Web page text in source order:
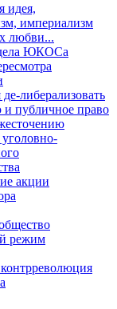
идея,
империализм
любви...
ЮКОСа
либерализовать
публичное право
акции
режим